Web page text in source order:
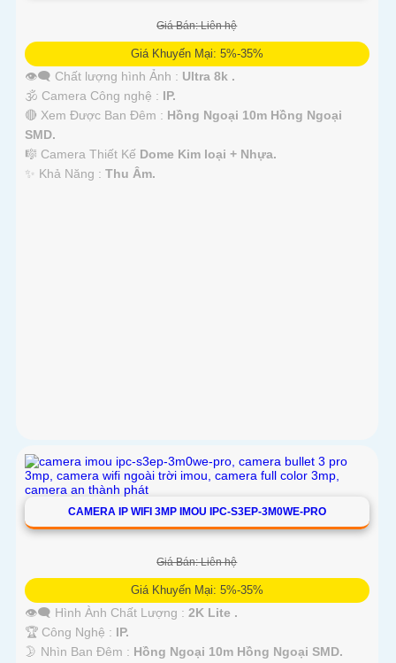
Giá Bán: Liên hệ
Giá Khuyến Mại: 5%-35%
👁️‍🗨 Chất lượng hình Ảnh : Ultra 8k .
🕉️ Camera Công nghệ : IP.
🔴 Xem Được Ban Đêm : Hồng Ngoại 10m Hồng Ngoại
SMD.
🎼️ Camera Thiết Kế Dome Kim loại + Nhựa.
️✨ Khả Năng : Thu Âm.
CAMERA IP WIFI 3MP IMOU IPC-S3EP-3M0WE-PRO
Giá Bán: Liên hệ
Giá Khuyến Mại: 5%-35%
👁️‍🗨 Hình Ành Chất Lượng : 2K Lite .
🏆 Công Nghệ : IP.
🌛 Nhìn Ban Đêm : Hồng Ngoại 10m Hồng Ngoại SMD.